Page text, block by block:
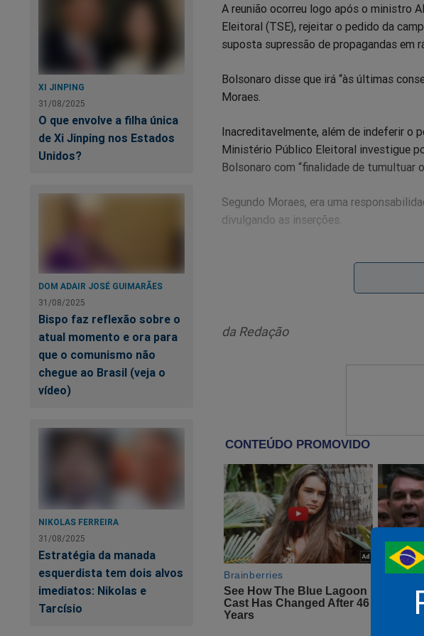
XI JINPING
31/08/2025
O que envolve a filha única
de Xi Jinping nos Estados
Unidos?
DOM ADAIR JOSÉ GUIMARÃES
31/08/2025
Bispo faz reflexão sobre o
atual momento e ora para
que o comunismo não
chegue ao Brasil (veja o
vídeo)
NIKOLAS FERREIRA
31/08/2025
Estratégia da manada
esquerdista tem dois alvos
imediatos: Nikolas e
Tarcísio
A reunião ocorreu logo após o ministro
Eleitoral (TSE), rejeitar o pedido da
suposta supressão de propagandas em
Bolsonaro disse que irá “às últimas
Moraes.
Inacreditavelmente, além de indeferir o
Ministério Público Eleitoral investigue
Bolsonaro com “finalidade de tumultuar
Segundo Moraes, era uma
divulgando as inserções.
procedimento administrativo e
finalidade na utilização de recursos do
Salta aos olhos a incoerência da
Terceira onda de
ainda mais miserável
da Redação